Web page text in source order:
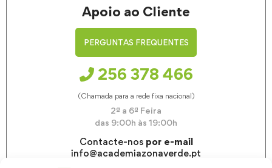
Apoio ao Cliente
PERGUNTAS FREQUENTES
256 378 466
(Chamada para a rede fixa nacional)
2ª a 6ª Feira
das 9:00h às 19:00h
Contacte-nos por e-mail
info@academiazonaverde.pt